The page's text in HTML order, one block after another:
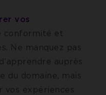
vos
conformité et
Ne manquez pas
auprès
du domaine, mais
vos expériences